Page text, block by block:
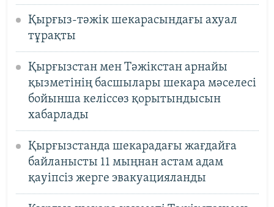
Қырғыз-тәжік шекарасындағы ахуал
тұрақты
Қырғызстан мен Тәжікстан арнайы
қызметінің басшылары шекара мәселесі
бойынша келіссөз қорытындысын
хабарлады
Қырғызстанда шекарадағы жағдайға
байланысты 11 мыңнан астам адам
қауіпсіз жерге эвакуацияланды